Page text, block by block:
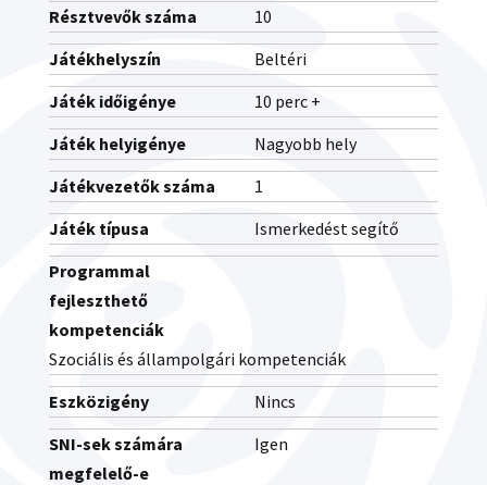
Résztvevők száma
10
Játékhelyszín
Beltéri
Játék időigénye
10 perc +
Játék helyigénye
Nagyobb hely
Játékvezetők száma
1
Játék típusa
Ismerkedést segítő
Programmal
fejleszthető
kompetenciák
Szociális és állampolgári kompetenciák
Eszközigény
Nincs
SNI-sek számára
megfelelő-e
Igen